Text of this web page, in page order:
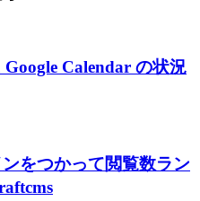
Calendar の状況
をつかって閲覧数ラン